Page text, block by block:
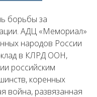
борьбы за
АДЦ «Мемориал»
народов России
в КЛРД ООН,
российским
коренных
война, развязанная